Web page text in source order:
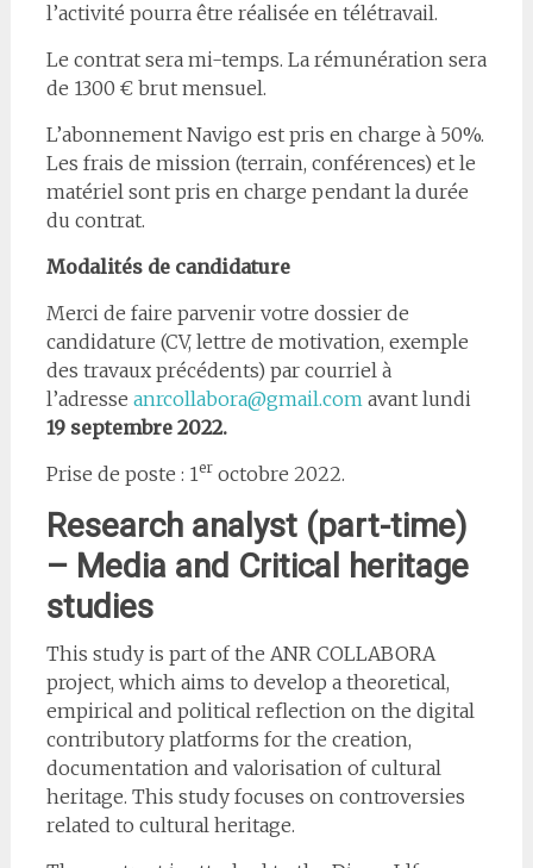
l’activité pourra être réalisée en télétravail.
Le contrat sera mi-temps. La rémunération sera
de 1300 € brut mensuel.
L’abonnement Navigo est pris en charge à 50%.
Les frais de mission (terrain, conférences) et le
matériel sont pris en charge pendant la durée
du contrat.
Modalités de candidature
Merci de faire parvenir votre dossier de
candidature (CV, lettre de motivation, exemple
des travaux précédents) par courriel à
l’adresse anrcollabora@gmail.comavant lundi
19 septembre 2022.
Prise de poste : 1er octobre 2022.
Research analyst (part-time)
– Media and Critical heritage
studies
This study is part of the ANR COLLABORA
project, which aims to develop a theoretical,
empirical and political reflection on the digital
contributory platforms for the creation,
documentation and valorisation of cultural
heritage. This study focuses on controversies
related to cultural heritage.